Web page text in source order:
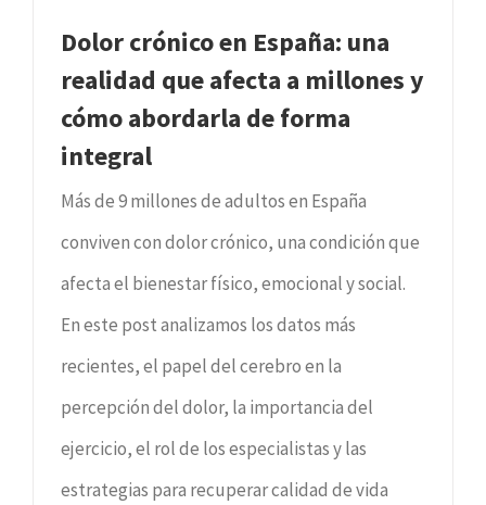
Dolor crónico en España: una
realidad que afecta a millones y
cómo abordarla de forma
integral
Más de 9 millones de adultos en España
conviven con dolor crónico, una condición que
afecta el bienestar físico, emocional y social.
En este post analizamos los datos más
recientes, el papel del cerebro en la
percepción del dolor, la importancia del
ejercicio, el rol de los especialistas y las
estrategias para recuperar calidad de vida